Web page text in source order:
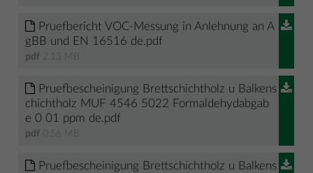
Pruefbericht VOC-Messung in Anlehnung an A
gBB und EN 16516 de.pdf
pdf 2.13 MB
Pruefbescheinigung Brettschichtholz u Balkens
chichtholz MUF 4546 5022 Formaldehydabgab
e 0 01 ppm de.pdf
pdf 0.56 MB
Pruefbescheinigung Brettschichtholz u Balkens